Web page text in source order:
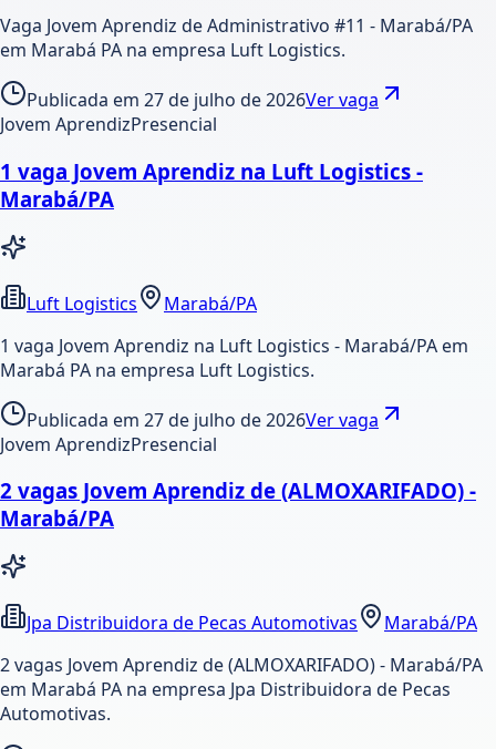
Vaga Jovem Aprendiz de Administrativo #11 - Marabá/PA
em Marabá PA na empresa Luft Logistics.
Publicada em 27 de julho de 2026Ver vaga
Jovem AprendizPresencial
1 vaga Jovem Aprendiz na Luft Logistics -
Marabá/PA
Luft Logistics
Marabá/PA
1 vaga Jovem Aprendiz na Luft Logistics - Marabá/PA em
Marabá PA na empresa Luft Logistics.
Publicada em 27 de julho de 2026Ver vaga
Jovem AprendizPresencial
2 vagas Jovem Aprendiz de (ALMOXARIFADO) -
Marabá/PA
Jpa Distribuidora de Pecas Automotivas
Marabá/PA
2 vagas Jovem Aprendiz de (ALMOXARIFADO) - Marabá/PA
em Marabá PA na empresa Jpa Distribuidora de Pecas
Automotivas.